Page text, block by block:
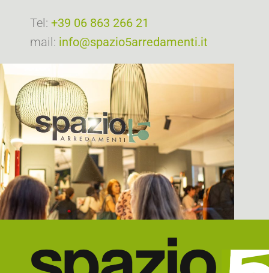
Tel: +39 06 863 266 21
mail: info@spazio5arredamenti.it